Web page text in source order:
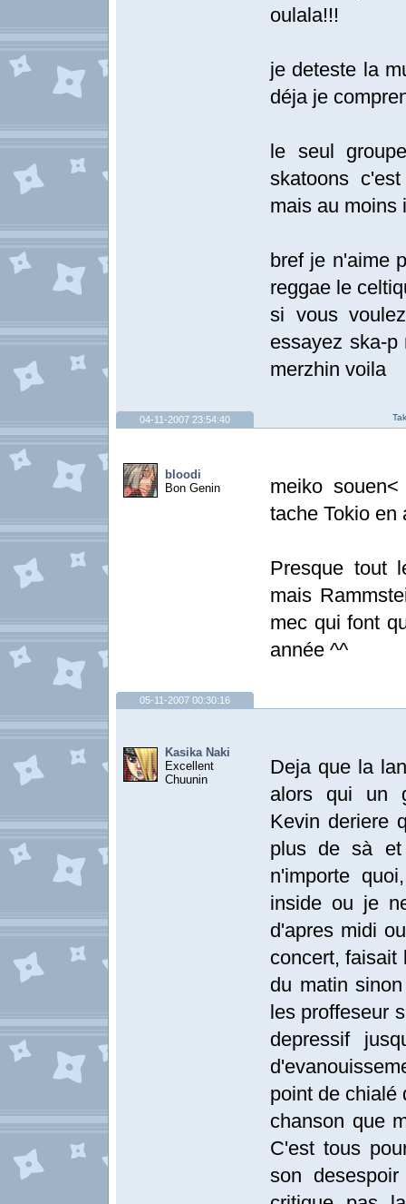
oulala!!!
je deteste la
déja je
le seul
skatoons
mais au moins
bref je n'aime
reggae le
si vous
essayez ska-p
merzhin voila
04-11-2007 23:54:40
bloodi
Bon Genin
meiko
tache Tokio en
Presque tout
mais
mec qui font
année ^^
05-11-2007 00:30:16
Kasika Naki
Excellent
Chuunin
Deja que la
alors qui un
Kevin deriere
plus de sà et
n'importe
inside ou je
d'apres midi
concert, faisait
du matin
les proffeseur
depressif
point de chialé
chanson que
C'est tous
son